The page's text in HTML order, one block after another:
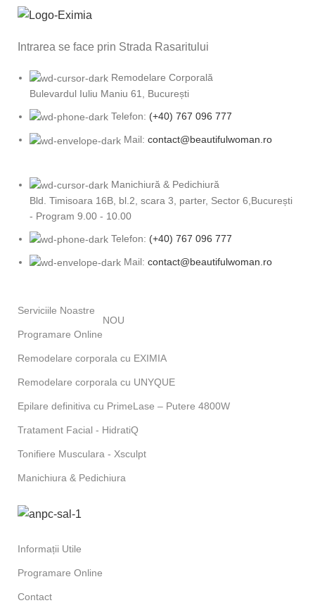
Intrarea se face prin Strada Rasaritului
Remodelare Corporală
Bulevardul Iuliu Maniu 61, București
Telefon: (+40) 767 096 777
Mail: contact@beautifulwoman.ro
Manichiură & Pedichiură
Bld. Timisoara 16B, bl.2, scara 3, parter, Sector 6,București
- Program 9.00 - 10.00
Telefon: (+40) 767 096 777
Mail: contact@beautifulwoman.ro
Serviciile Noastre
Programare Online
NOU
Remodelare corporala cu EXIMIA
Remodelare corporala cu UNYQUE
Epilare definitiva cu PrimeLase – Putere 4800W
Tratament Facial - HidratiQ
Tonifiere Musculara - Xsculpt
Manichiura & Pedichiura
Informații Utile
Programare Online
Contact